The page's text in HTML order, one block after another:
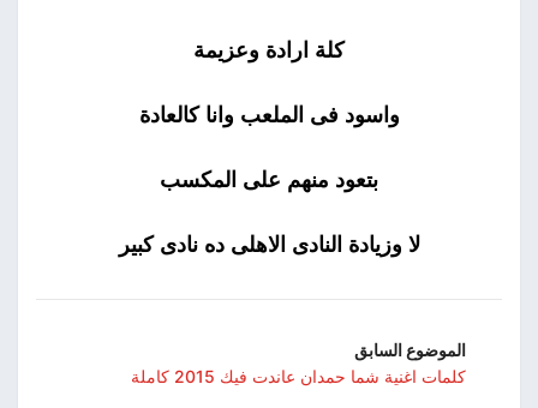
كلة ارادة وعزيمة
واسود فى الملعب وانا كالعادة
بتعود منهم على المكسب
لا وزيادة النادى الاهلى ده نادى كبير
الموضوع السابق
كلمات اغنية شما حمدان عاندت فيك 2015 كاملة